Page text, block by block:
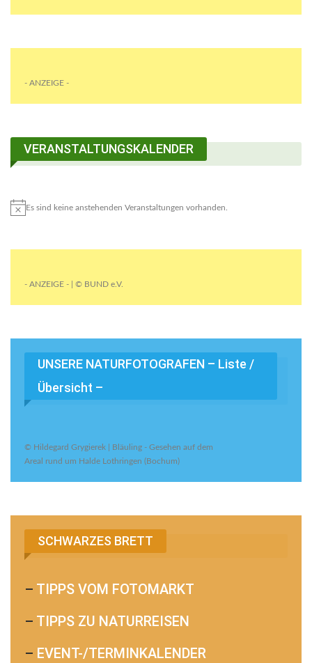
- ANZEIGE -
VERANSTALTUNGSKALENDER
Es sind keine anstehenden Veranstaltungen vorhanden.
- ANZEIGE - | © BUND e.V.
UNSERE NATURFOTOGRAFEN – Liste /
Übersicht –
© Hildegard Grygierek | Bläuling - Gesehen auf dem
Areal rund um Halde Lothringen (Bochum)
SCHWARZES BRETT
– TIPPS VOM FOTOMARKT
– TIPPS ZU NATURREISEN
– EVENT-/TERMINKALENDER